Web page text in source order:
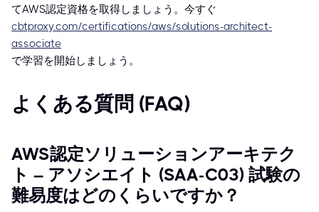
てAWS認定資格を取得しましょう。今すぐ
cbtproxy.com/certifications/aws/solutions-architect-
associate
で学習を開始しましょう。
よくある質問 (FAQ)
AWS認定ソリューションアーキテク
ト – アソシエイト (SAA-C03) 試験の
難易度はどのくらいですか？